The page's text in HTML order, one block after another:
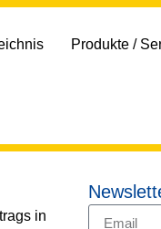
Produkte /
in